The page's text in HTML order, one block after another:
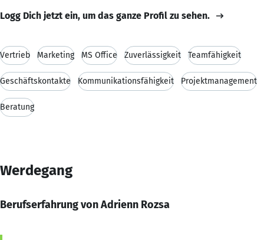
Logg Dich jetzt ein, um das ganze Profil zu sehen.
Vertrieb Marketing MS Office Zuverlässigkeit Teamfähigkeit
Geschäftskontakte Kommunikationsfähigkeit Projektmanagement
Beratung
Werdegang
Berufserfahrung von Adrienn Rozsa